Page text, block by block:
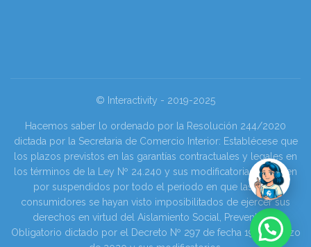
© Interactivity - 2019-2025
Hacemos saber lo ordenado por la Resolución 244/2020
dictada por la Secretaria de Comercio Interior: Establécese que
los plazos previstos en las garantías contractuales y legales en
los términos de la Ley Nº 24.240 y sus modificatorias se tienen
por suspendidos por todo el periodo en que las y los
consumidores se hayan visto imposibilitados de ejercer sus
derechos en virtud del Aislamiento Social, Preventivo y
Obligatorio dictado por el Decreto Nº 297 de fecha 19 de marzo